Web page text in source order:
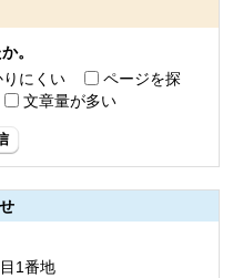
。
りにくい
ページを探
文章量が多い
1番地